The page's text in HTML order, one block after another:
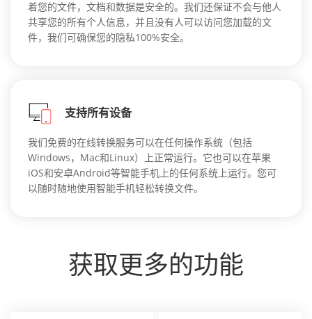
着您的文件，文档和数据是安全的。我们还保证不会与他人
共享您的所有个人信息，并且没有人可以访问您加载的文
件，我们可确保您的隐私100%安全。
支持所有设备
我们免费的在线转换服务可以在任何操作系统（包括
Windows，Mac和Linux）上正常运行。它也可以在苹果
iOS和安卓Android等智能手机上的任何系统上运行。您可
以随时随地使用智能手机轻松转换文件。
获取更多的功能